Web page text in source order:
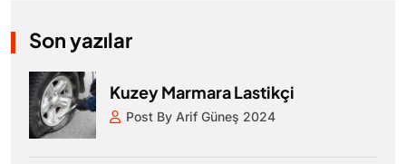
Son yazılar
Kuzey Marmara Lastikçi
Post By Arif Güneş 2024